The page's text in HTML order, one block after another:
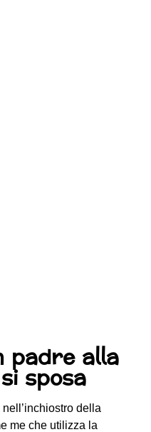
padre alla
sposa
della
me che utilizza la